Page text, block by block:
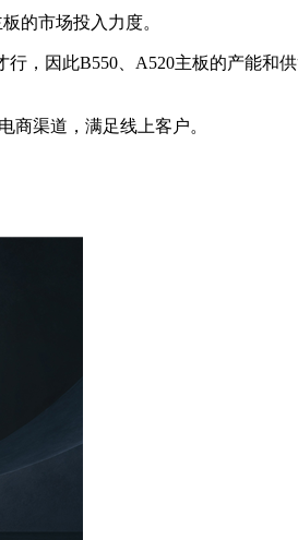
的市场投入力度。
，因此B550、A520主板的产能和
渠道，满足线上客户。